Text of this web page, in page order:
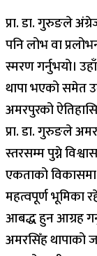
प्रा. डा. गुरुङले
पनि लोभ वा
स्मरण गर्नुभयो।
थापा भएको समेत
अमरपुरको
प्रा. डा. गुरुङले
स्तरसम्म पुग्ने
एकताको
महत्वपूर्ण भूमिका
आबद्ध हुन आग्रह
अमरसिँह थापाको